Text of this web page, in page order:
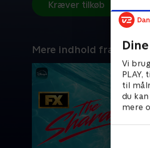
Vi
til
du
mere
Kræver tilkøb
Mere indhold fra